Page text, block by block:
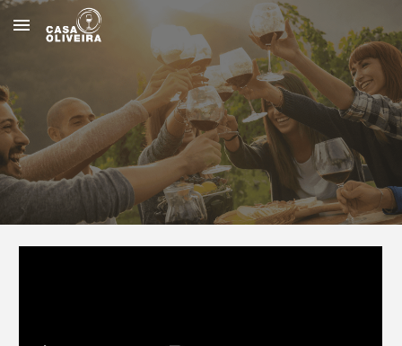
Skip to main content Skip to navigation